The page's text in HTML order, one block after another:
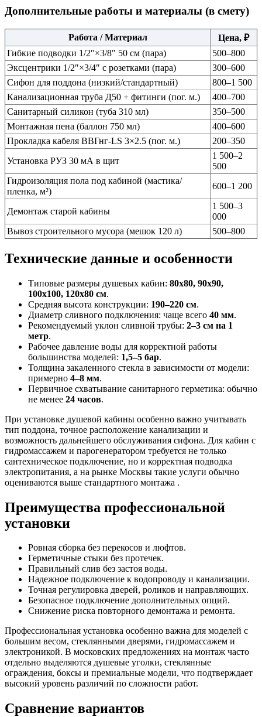
Дополнительные работы и материалы (в смету)
Работа / Материал
Цена, ₽
Гибкие подводки 1/2″×3/8″ 50 см (пара)
500–800
Эксцентрики 1/2″×3/4″ с розетками (пара)
300–600
Сифон для поддона (низкий/стандартный)
800–1 500
Канализационная труба Д50 + фитинги (пог. м.)
400–700
Санитарный силикон (туба 310 мл)
350–500
Монтажная пена (баллон 750 мл)
400–600
Прокладка кабеля ВВГнг-LS 3×2.5 (пог. м.)
200–350
Установка РУЗ 30 мА в щит
1 500–2
500
Гидроизоляция пола под кабиной (мастика/
пленка, м²)
600–1 200
Демонтаж старой кабины
1 500–3
000
Вывоз строительного мусора (мешок 120 л)
500–800
Технические данные и особенности
Типовые размеры душевых кабин: 80x80, 90x90,
100x100, 120x80 см.
Средняя высота конструкции: 190–220 см.
Диаметр сливного подключения: чаще всего 40 мм.
Рекомендуемый уклон сливной трубы: 2–3 см на 1
метр.
Рабочее давление воды для корректной работы
большинства моделей: 1,5–5 бар.
Толщина закаленного стекла в зависимости от модели:
примерно 4–8 мм.
Первичное схватывание санитарного герметика: обычно
не менее 24 часов.
При установке душевой кабины особенно важно учитывать
тип поддона, точное расположение канализации и
возможность дальнейшего обслуживания сифона. Для кабин с
гидромассажем и парогенератором требуется не только
сантехническое подключение, но и корректная подводка
электропитания, а на рынке Москвы такие услуги обычно
оцениваются выше стандартного монтажа .
Преимущества профессиональной
установки
Ровная сборка без перекосов и люфтов.
Герметичные стыки без протечек.
Правильный слив без застоя воды.
Надежное подключение к водопроводу и канализации.
Точная регулировка дверей, роликов и направляющих.
Безопасное подключение дополнительных опций.
Снижение риска повторного демонтажа и ремонта.
Профессиональная установка особенно важна для моделей с
большим весом, стеклянными дверями, гидромассажем и
электроникой. В московских предложениях на монтаж часто
отдельно выделяются душевые уголки, стеклянные
ограждения, боксы и премиальные модели, что подтверждает
высокий уровень различий по сложности работ.
Сравнение вариантов